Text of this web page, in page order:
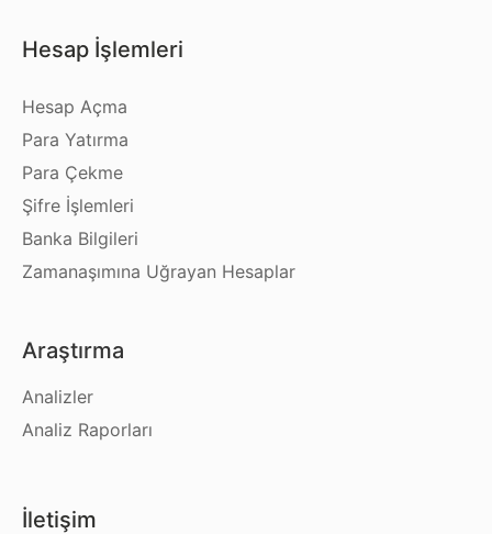
Hesap İşlemleri
Hesap Açma
Para Yatırma
Para Çekme
Şifre İşlemleri
Banka Bilgileri
Zamanaşımına Uğrayan Hesaplar
Araştırma
Analizler
Analiz Raporları
İletişim